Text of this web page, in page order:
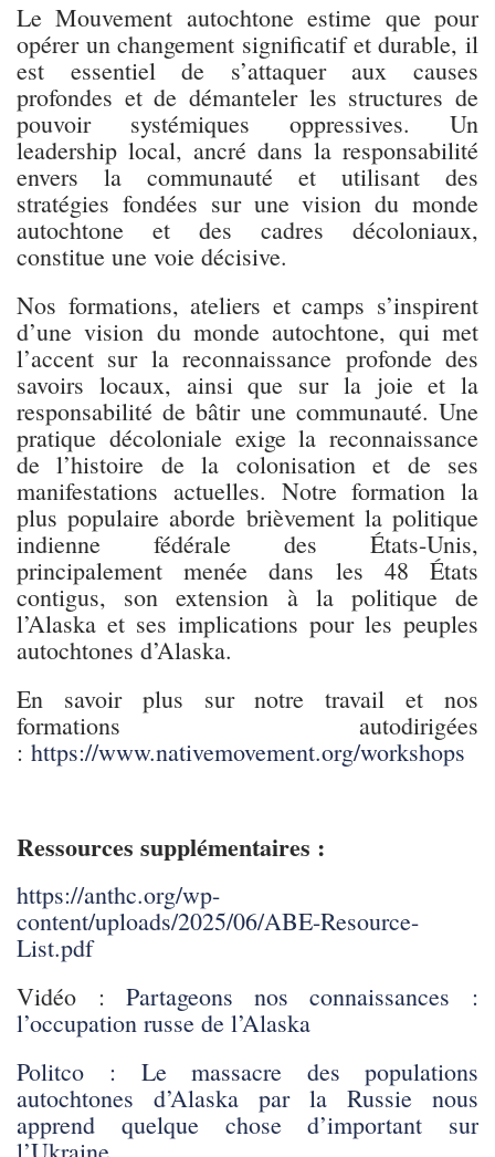
Le Mouvement autochtone estime que pour
opérer un changement significatif et durable, il
est essentiel de s’attaquer aux causes
profondes et de démanteler les structures de
pouvoir systémiques oppressives. Un
leadership local, ancré dans la responsabilité
envers la communauté et utilisant des
stratégies fondées sur une vision du monde
autochtone et des cadres décoloniaux,
constitue une voie décisive.
Nos formations, ateliers et camps s’inspirent
d’une vision du monde autochtone, qui met
l’accent sur la reconnaissance profonde des
savoirs locaux, ainsi que sur la joie et la
responsabilité de bâtir une communauté. Une
pratique décoloniale exige la reconnaissance
de l’histoire de la colonisation et de ses
manifestations actuelles. Notre formation la
plus populaire aborde brièvement la politique
indienne fédérale des États-Unis,
principalement menée dans les 48 États
contigus, son extension à la politique de
l’Alaska et ses implications pour les peuples
autochtones d’Alaska.
En savoir plus sur notre travail et nos
formations autodirigées
: https://www.nativemovement.org/workshops
Ressources supplémentaires :
https://anthc.org/wp-
content/uploads/2025/06/ABE-Resource-
List.pdf
Vidéo : Partageons nos connaissances :
l’occupation russe de l’Alaska
Politco : Le massacre des populations
autochtones d’Alaska par la Russie nous
apprend quelque chose d’important sur